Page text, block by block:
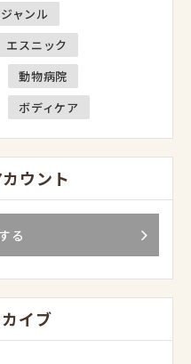
ャンル
エスニック
動物病院
ボディケア
ウント
る
イブ